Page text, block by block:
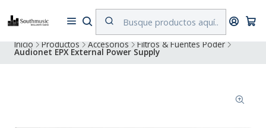
Despacho a todo Chile. Envíos gratuitos a Región Metropolitana por
compras superiores a $500.000
Inicio Productos Accesorios Filtros & Fuentes Poder
Audionet EPX External Power Supply